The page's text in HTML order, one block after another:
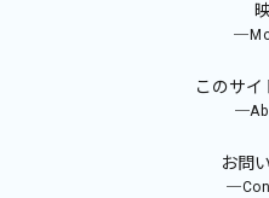
このサイ
お問